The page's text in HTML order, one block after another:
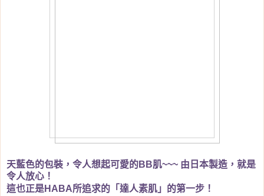
天藍色的包裝，令人想起可愛的BB肌~~~ 由日本製造，就是
令人放心！
這也正是HABA所追求的「達人素肌」的第一步！